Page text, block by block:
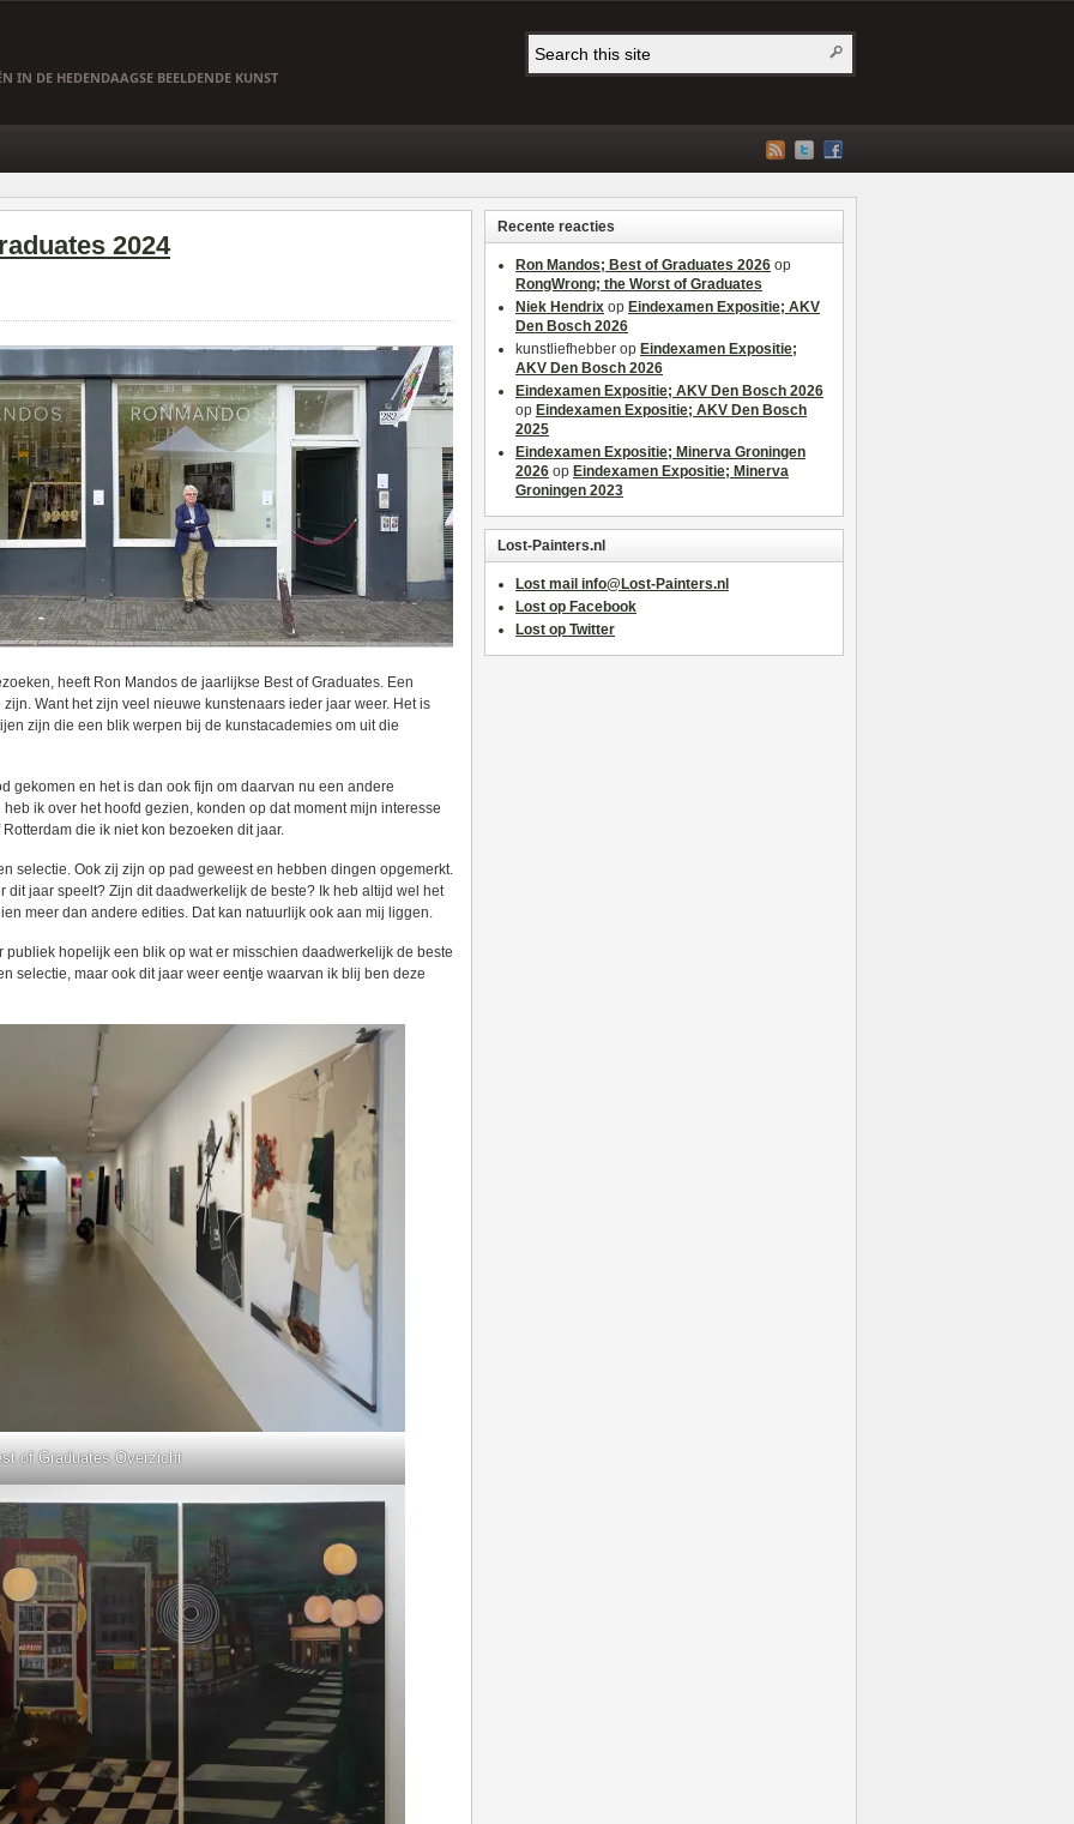
IN DE HEDENDAAGSE BEELDENDE KUNST
2024
heeft Ron Mandos de jaarlijkse Best of Graduates. Een
Want het zijn veel nieuwe kunstenaars ieder jaar weer. Het is
zijn die een blik werpen bij de kunstacademies om uit die
gekomen en het is dan ook fijn om daarvan nu een andere
ik over het hoofd gezien, konden op dat moment mijn interesse
die ik niet kon bezoeken dit jaar.
selectie. Ook zij zijn op pad geweest en hebben dingen opgemerkt.
dit jaar speelt? Zijn dit daadwerkelijk de beste? Ik heb altijd wel het
meer dan andere edities. Dat kan natuurlijk ook aan mij liggen.
hopelijk een blik op wat er misschien daadwerkelijk de beste
selectie, maar ook dit jaar weer eentje waarvan ik blij ben deze
of Graduates Overzicht
Recente reacties
Ron Mandos; Best of Graduates 2026 op
RongWrong; the Worst of Graduates
Niek Hendrix op Eindexamen Expositie; AKV
Den Bosch 2026
kunstliefhebber op Eindexamen Expositie;
AKV Den Bosch 2026
Eindexamen Expositie; AKV Den Bosch 2026
op Eindexamen Expositie; AKV Den Bosch
2025
Eindexamen Expositie; Minerva Groningen
2026 op Eindexamen Expositie; Minerva
Groningen 2023
Lost-Painters.nl
Lost mail info@Lost-Painters.nl
Lost op Facebook
Lost op Twitter